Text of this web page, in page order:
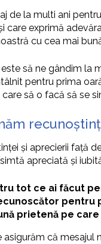
de la multi ani
care exprimă
cu cea mai
să ne gândim la
pentru prima
să o facă să se
și aprecierii față
apreciată și
tot ce ai făcut
pentru
prietenă pe
asigurăm că mesajul